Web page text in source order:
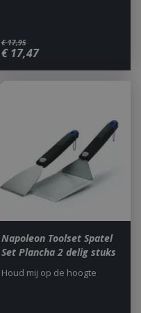
€ 17,95
€ 17,47
Napoleon Toolset Spatel
Set Plancha 2 delig stuks
Houd mij op de hoogte